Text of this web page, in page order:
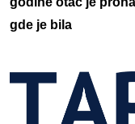
gde je bila